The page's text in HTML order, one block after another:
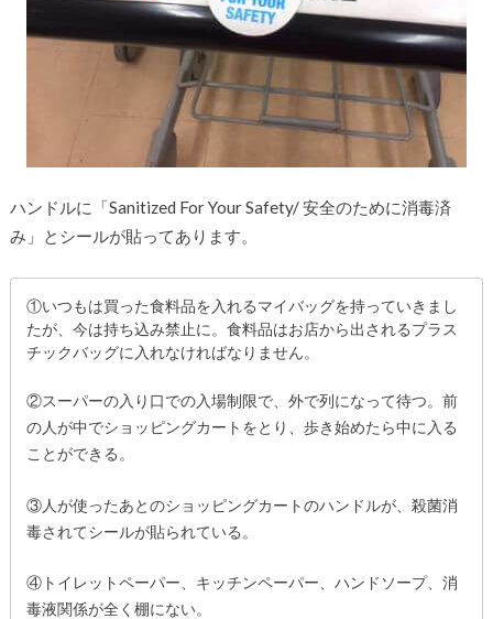
ハンドルに「Sanitized For Your Safety/ 安全のために消毒済
み」とシールが貼ってあります。
①いつもは買った食料品を入れるマイバッグを持っていきまし
たが、今は持ち込み禁止に。食料品はお店から出されるプラス
チックバッグに入れなければなりません。
②スーパーの入り口での入場制限で、外で列になって待つ。前
の人が中でショッピングカートをとり、歩き始めたら中に入る
ことができる。
③人が使ったあとのショッピングカートのハンドルが、殺菌消
毒されてシールが貼られている。
④トイレットペーパー、キッチンペーパー、ハンドソープ、消
毒液関係が全く棚にない。